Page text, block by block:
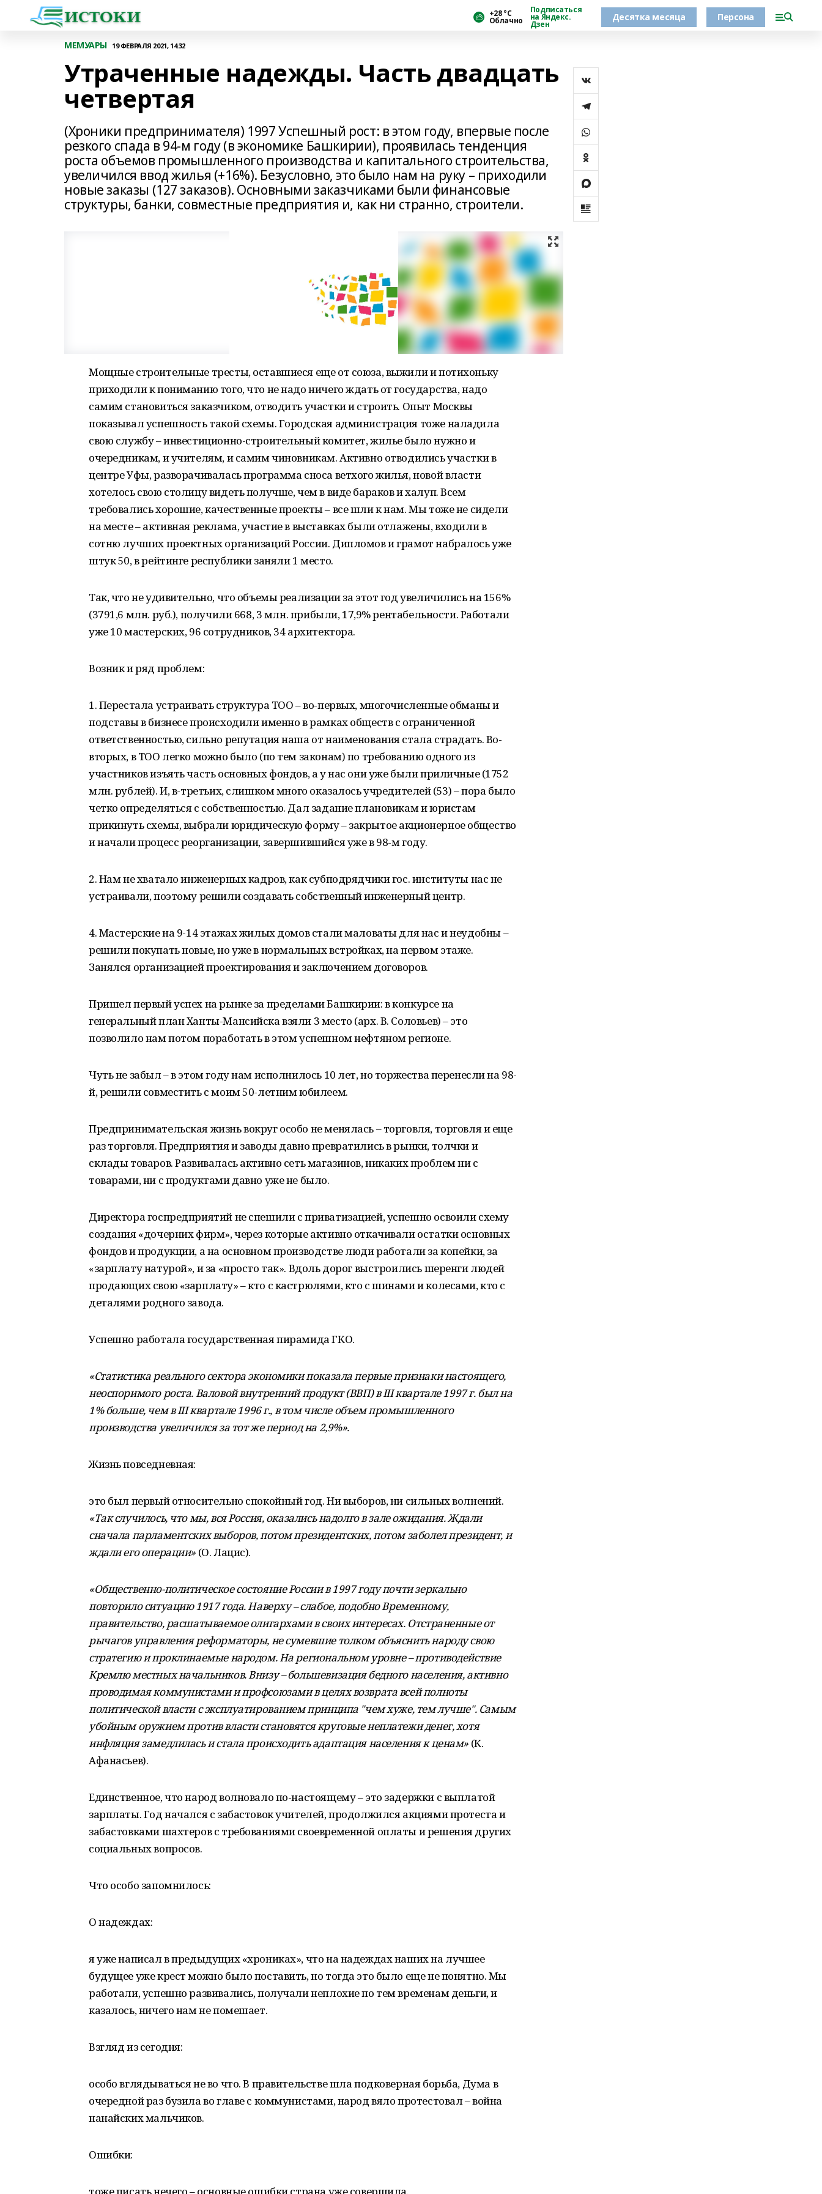
+28 °С
Облачно
Подписаться
на Яндекс.
Дзен
Десятка месяца Персона
МЕМУАРЫ 19 ФЕВРАЛЯ 2021, 14:32
Утраченные надежды. Часть двадцать
четвертая
(Хроники предпринимателя) 1997 Успешный рост: в этом году, впервые после
резкого спада в 94-м году (в экономике Башкирии), проявилась тенденция
роста объемов промышленного производства и капитального строительства,
увеличился ввод жилья (+16%). Безусловно, это было нам на руку – приходили
новые заказы (127 заказов). Основными заказчиками были финансовые
структуры, банки, совместные предприятия и, как ни странно, строители.
Мощные строительные тресты, оставшиеся еще от союза, выжили и потихоньку
приходили к пониманию того, что не надо ничего ждать от государства, надо
самим становиться заказчиком, отводить участки и строить. Опыт Москвы
показывал успешность такой схемы. Городская администрация тоже наладила
свою службу – инвестиционно-строительный комитет, жилье было нужно и
очередникам, и учителям, и самим чиновникам. Активно отводились участки в
центре Уфы, разворачивалась программа сноса ветхого жилья, новой власти
хотелось свою столицу видеть получше, чем в виде бараков и халуп. Всем
требовались хорошие, качественные проекты – все шли к нам. Мы тоже не сидели
на месте – активная реклама, участие в выставках были отлажены, входили в
сотню лучших проектных организаций России. Дипломов и грамот набралось уже
штук 50, в рейтинге республики заняли 1 место.
Так, что не удивительно, что объемы реализации за этот год увеличились на 156%
(3791,6 млн. руб.), получили 668, 3 млн. прибыли, 17,9% рентабельности. Работали
уже 10 мастерских, 96 сотрудников, 34 архитектора.
Возник и ряд проблем:
1. Перестала устраивать структура ТОО – во-первых, многочисленные обманы и
подставы в бизнесе происходили именно в рамках обществ с ограниченной
ответственностью, сильно репутация наша от наименования стала страдать. Во-
вторых, в ТОО легко можно было (по тем законам) по требованию одного из
участников изъять часть основных фондов, а у нас они уже были приличные (1752
млн. рублей). И, в-третьих, слишком много оказалось учредителей (53) – пора было
четко определяться с собственностью. Дал задание плановикам и юристам
прикинуть схемы, выбрали юридическую форму – закрытое акционерное общество
и начали процесс реорганизации, завершившийся уже в 98-м году.
2. Нам не хватало инженерных кадров, как субподрядчики гос. институты нас не
устраивали, поэтому решили создавать собственный инженерный центр.
4. Мастерские на 9-14 этажах жилых домов стали маловаты для нас и неудобны –
решили покупать новые, но уже в нормальных встройках, на первом этаже.
Занялся организацией проектирования и заключением договоров.
Пришел первый успех на рынке за пределами Башкирии: в конкурсе на
генеральный план Ханты-Мансийска взяли 3 место (арх. В. Соловьев) – это
позволило нам потом поработать в этом успешном нефтяном регионе.
Чуть не забыл – в этом году нам исполнилось 10 лет, но торжества перенесли на 98-
й, решили совместить с моим 50-летним юбилеем.
Предпринимательская жизнь вокруг особо не менялась – торговля, торговля и еще
раз торговля. Предприятия и заводы давно превратились в рынки, толчки и
склады товаров. Развивалась активно сеть магазинов, никаких проблем ни с
товарами, ни с продуктами давно уже не было.
Директора госпредприятий не спешили с приватизацией, успешно освоили схему
создания «дочерних фирм», через которые активно откачивали остатки основных
фондов и продукции, а на основном производстве люди работали за копейки, за
«зарплату натурой», и за «просто так». Вдоль дорог выстроились шеренги людей
продающих свою «зарплату» – кто с кастрюлями, кто с шинами и колесами, кто с
деталями родного завода.
Успешно работала государственная пирамида ГКО.
«Статистика реального сектора экономики показала первые признаки настоящего,
неоспоримого роста. Валовой внутренний продукт (ВВП) в III квартале 1997 г. был на
1% больше, чем в III квартале 1996 г., в том числе объем промышленного
производства увеличился за тот же период на 2,9%».
Жизнь повседневная:
это был первый относительно спокойный год. Ни выборов, ни сильных волнений.
«Так случилось, что мы, вся Россия, оказались надолго в зале ожидания. Ждали
сначала парламентских выборов, потом президентских, потом заболел президент, и
ждали его операции» (О. Лацис).
«Общественно-политическое состояние России в 1997 году почти зеркально
повторило ситуацию 1917 года. Наверху – слабое, подобно Временному,
правительство, расшатываемое олигархами в своих интересах. Отстраненные от
рычагов управления реформаторы, не сумевшие толком объяснить народу свою
стратегию и проклинаемые народом. На региональном уровне – противодействие
Кремлю местных начальников. Внизу – большевизация бедного населения, активно
проводимая коммунистами и профсоюзами в целях возврата всей полноты
политической власти с эксплуатированием принципа "чем хуже, тем лучше". Самым
убойным оружием против власти становятся круговые неплатежи денег, хотя
инфляция замедлилась и стала происходить адаптация населения к ценам» (К.
Афанасьев).
Единственное, что народ волновало по-настоящему – это задержки с выплатой
зарплаты. Год начался с забастовок учителей, продолжился акциями протеста и
забастовками шахтеров с требованиями своевременной оплаты и решения других
социальных вопросов.
Что особо запомнилось:
О надеждах:
я уже написал в предыдущих «хрониках», что на надеждах наших на лучшее
будущее уже крест можно было поставить, но тогда это было еще не понятно. Мы
работали, успешно развивались, получали неплохие по тем временам деньги, и
казалось, ничего нам не помешает.
Взгляд из сегодня:
особо вглядываться не во что. В правительстве шла подковерная борьба, Дума в
очередной раз бузила во главе с коммунистами, народ вяло протестовал – война
нанайских мальчиков.
Ошибки: